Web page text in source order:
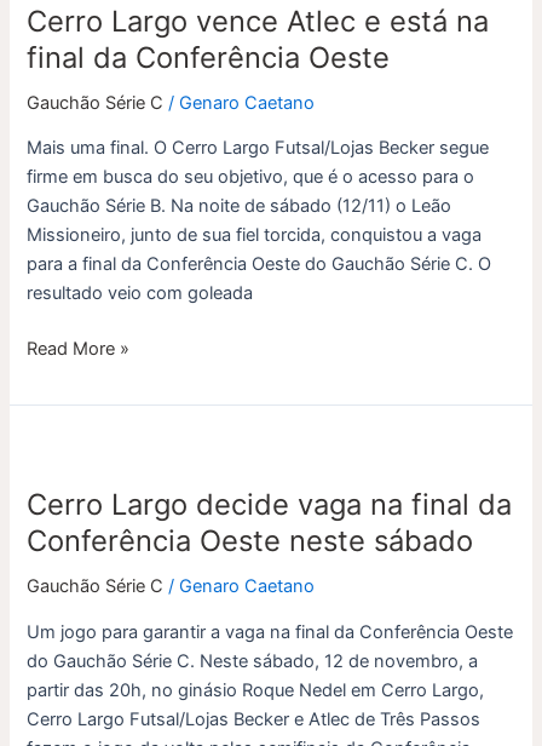
Cerro Largo vence Atlec e está na
final da Conferência Oeste
Gauchão Série C /Genaro Caetano
Mais uma final. O Cerro Largo Futsal/Lojas Becker segue
firme em busca do seu objetivo, que é o acesso para o
Gauchão Série B. Na noite de sábado (12/11) o Leão
Missioneiro, junto de sua fiel torcida, conquistou a vaga
para a final da Conferência Oeste do Gauchão Série C. O
resultado veio com goleada
Read More »
Cerro Largo decide vaga na final da
Conferência Oeste neste sábado
Gauchão Série C /Genaro Caetano
Um jogo para garantir a vaga na final da Conferência Oeste
do Gauchão Série C. Neste sábado, 12 de novembro, a
partir das 20h, no ginásio Roque Nedel em Cerro Largo,
Cerro Largo Futsal/Lojas Becker e Atlec de Três Passos
decide
vaga
final
Conferência
neste